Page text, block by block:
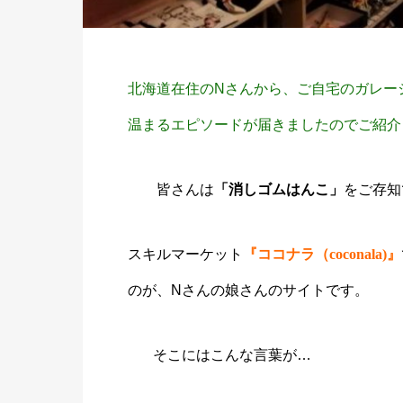
北海道在住のNさんから、ご自宅のガレ
温まるエピソードが届きましたのでご紹
皆さんは 「消しゴムはんこ」 をご存
スキルマーケット 『ココナラ（coconala)』
のが、Nさんの娘さんのサイトです。
そこにはこんな言葉が…